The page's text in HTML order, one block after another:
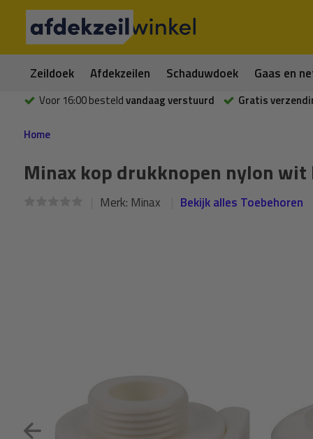
Zeildoek Afdekzeilen Schaduwdoek Gaas en
Voor 16:00 besteldvandaag verstuurd Gratis
Home
Minax kop drukknopen nylon
Merk: Minax Bekijk alles Toebehoren